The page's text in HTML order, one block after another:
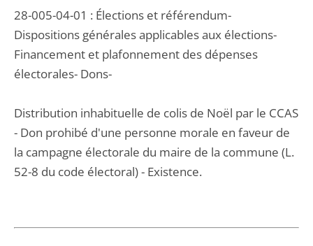
28-005-04-01 : Élections et référendum-
Dispositions générales applicables aux élections-
Financement et plafonnement des dépenses
électorales- Dons-
Distribution inhabituelle de colis de Noël par le CCAS
- Don prohibé d'une personne morale en faveur de
la campagne électorale du maire de la commune (L.
52-8 du code électoral) - Existence.